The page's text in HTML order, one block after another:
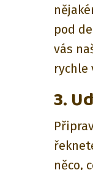
pod
vás
rychle
3.
něco,